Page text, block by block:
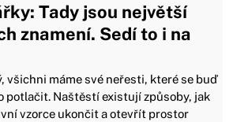
Tady jsou největší
znamení. Sedí to i na
všichni máme své neřesti, které se buď
potlačit. Naštěstí existují způsoby, jak
vzorce ukončit a otevřít prostor